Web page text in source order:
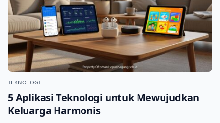
TEKNOLOGI
5 Aplikasi Teknologi untuk Mewujudkan
Keluarga Harmonis